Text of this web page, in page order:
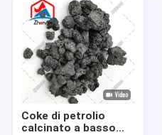
Coke di petrolio
calcinato a basso